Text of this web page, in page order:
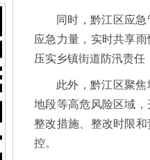
同时，黔江区应
应急力量，实时共享
压实乡镇街道防汛责任
此外，黔江区聚
地段等高危风险区域
整改措施、整改时限
控。